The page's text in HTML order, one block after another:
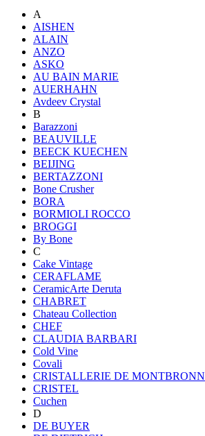
A
AISHEN
ALAIN
ANZO
ASKO
AU BAIN MARIE
AUERHAHN
Avdeev Crystal
B
Barazzoni
BEAUVILLE
BEECK KUECHEN
BEIJING
BERTAZZONI
Bone Crusher
BORA
BORMIOLI ROCCO
BROGGI
By Bone
C
Cake Vintage
CERAFLAME
CeramicArte Deruta
CHABRET
Chateau Collection
CHEF
CLAUDIA BARBARI
Cold Vine
Covali
CRISTALLERIE DE MONTBRONN
CRISTEL
Cuchen
D
DE BUYER